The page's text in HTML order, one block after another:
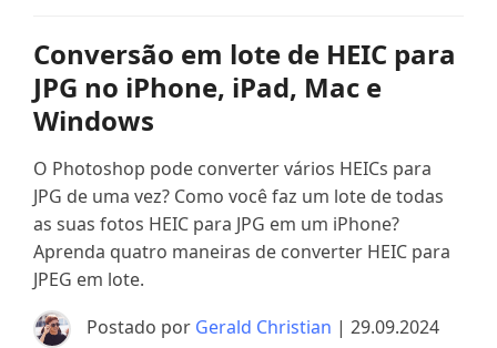
Conversão em lote de HEIC para
JPG no iPhone, iPad, Mac e
Windows
O Photoshop pode converter vários HEICs para
JPG de uma vez? Como você faz um lote de todas
as suas fotos HEIC para JPG em um iPhone?
Aprenda quatro maneiras de converter HEIC para
JPEG em lote.
Postado por Gerald Christian | 29.09.2024